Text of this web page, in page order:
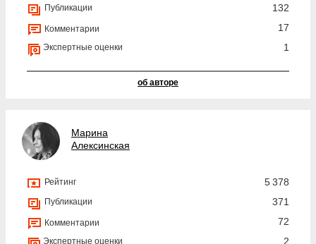
Публикации 132
Комментарии 17
Экспертные оценки 1
об авторе
Марина
Алексинская
Рейтинг 5 378
Публикации 371
Комментарии 72
Экспертные оценки 2